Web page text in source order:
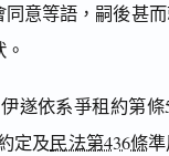
同意等語，嗣後甚
遂依系爭租約第條
定及民法第436條